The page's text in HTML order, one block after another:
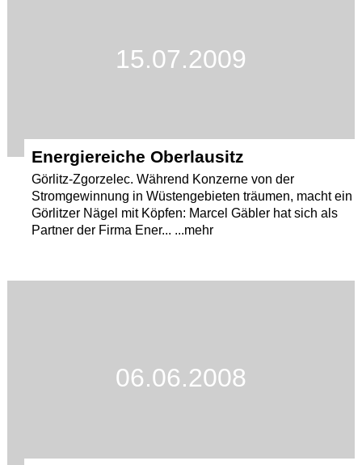
15.07.2009
Energiereiche Oberlausitz
Görlitz-Zgorzelec. Während Konzerne von der
Stromgewinnung in Wüstengebieten träumen, macht ein
Görlitzer Nägel mit Köpfen: Marcel Gäbler hat sich als
Partner der Firma Ener... ...mehr
06.06.2008